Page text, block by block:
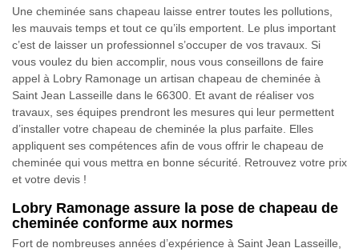
Une cheminée sans chapeau laisse entrer toutes les pollutions,
les mauvais temps et tout ce qu’ils emportent. Le plus important
c’est de laisser un professionnel s’occuper de vos travaux. Si
vous voulez du bien accomplir, nous vous conseillons de faire
appel à Lobry Ramonage un artisan chapeau de cheminée à
Saint Jean Lasseille dans le 66300. Et avant de réaliser vos
travaux, ses équipes prendront les mesures qui leur permettent
d’installer votre chapeau de cheminée la plus parfaite. Elles
appliquent ses compétences afin de vous offrir le chapeau de
cheminée qui vous mettra en bonne sécurité. Retrouvez votre prix
et votre devis !
Lobry Ramonage assure la pose de chapeau de
cheminée conforme aux normes
Fort de nombreuses années d’expérience à Saint Jean Lasseille,